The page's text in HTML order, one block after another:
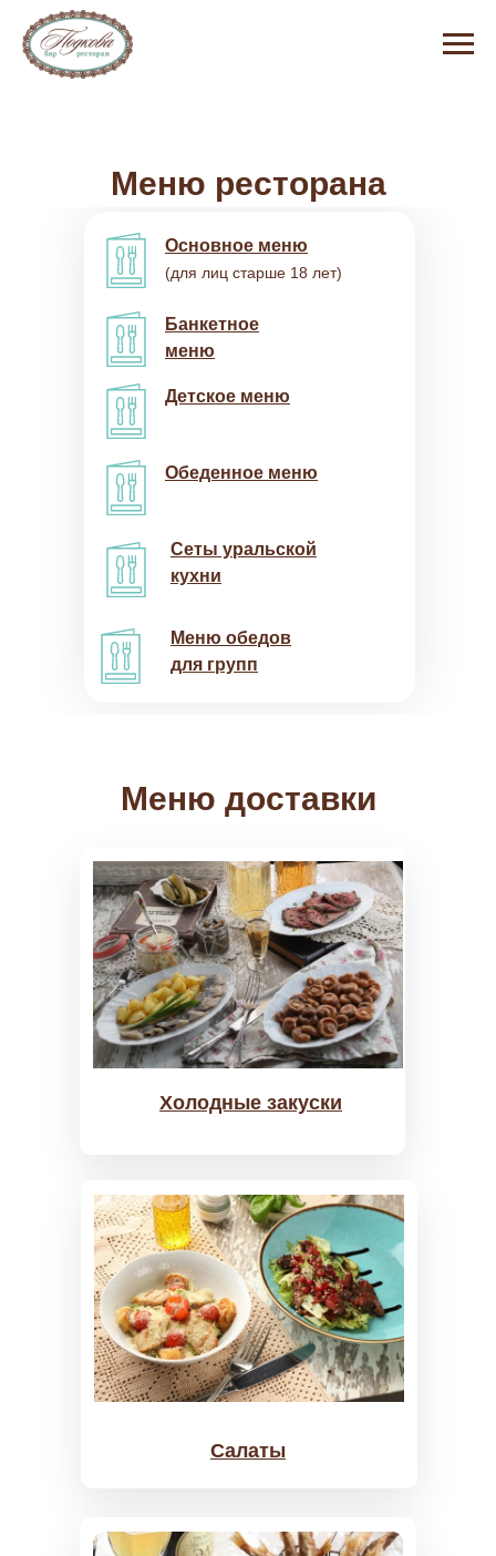
Меню ресторана
Обеденное меню
Основное меню
(для лиц старше 18 лет)
Банкетное
меню
Детское меню
Меню обедов
для групп
Сеты уральской
кухни
Меню доставки
Холодные закуски
Салаты